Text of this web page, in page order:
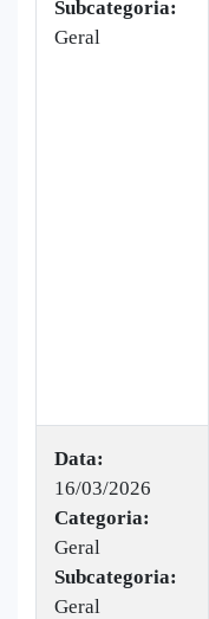
Subcategoria:
Geral
Data:
16/03/2026
Categoria:
Geral
Subcategoria:
Geral